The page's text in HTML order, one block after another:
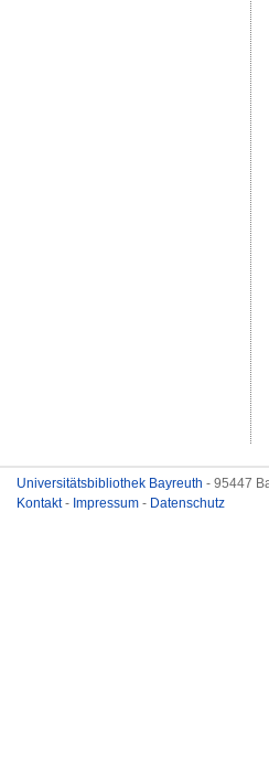
Universitätsbibliothek Bayreuth - 95447
Kontakt- Impressum - Datenschutz